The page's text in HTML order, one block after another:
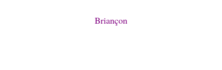
Briançon